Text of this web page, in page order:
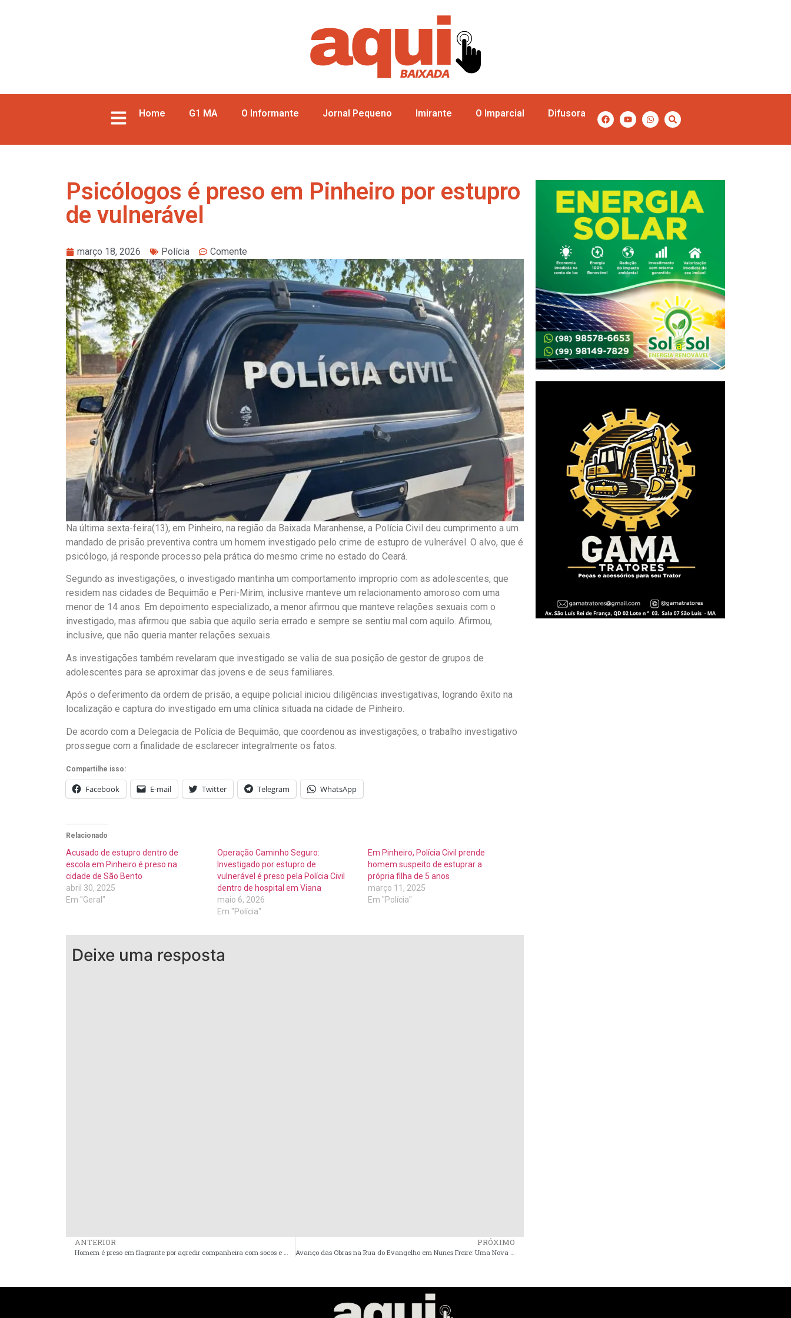
Home G1 MA O Informante Jornal Pequeno Imirante O Imparcial Difusora
Psicólogos é preso em Pinheiro por estupro
de vulnerável
março 18, 2026 Polícia Comente
Na última sexta-feira(13), em Pinheiro, na região da Baixada Maranhense, a Polícia Civil deu cumprimento a um
mandado de prisão preventiva contra um homem investigado pelo crime de estupro de vulnerável. O alvo, que é
psicólogo, já responde processo pela prática do mesmo crime no estado do Ceará.
Segundo as investigações, o investigado mantinha um comportamento improprio com as adolescentes, que
residem nas cidades de Bequimão e Peri-Mirim, inclusive manteve um relacionamento amoroso com uma
menor de 14 anos. Em depoimento especializado, a menor afirmou que manteve relações sexuais com o
investigado, mas afirmou que sabia que aquilo seria errado e sempre se sentiu mal com aquilo. Afirmou,
inclusive, que não queria manter relações sexuais.
As investigações também revelaram que investigado se valia de sua posição de gestor de grupos de
adolescentes para se aproximar das jovens e de seus familiares.
Após o deferimento da ordem de prisão, a equipe policial iniciou diligências investigativas, logrando êxito na
localização e captura do investigado em uma clínica situada na cidade de Pinheiro.
De acordo com a Delegacia de Polícia de Bequimão, que coordenou as investigações, o trabalho investigativo
prossegue com a finalidade de esclarecer integralmente os fatos.
Compartilhe isso:
Facebook E-mail Twitter Telegram WhatsApp
Relacionado
Acusado de estupro dentro de
escola em Pinheiro é preso na
cidade de São Bento
abril 30, 2025
Em "Geral"
Operação Caminho Seguro:
Investigado por estupro de
vulnerável é preso pela Polícia Civil
dentro de hospital em Viana
maio 6, 2026
Em "Polícia"
Em Pinheiro, Polícia Civil prende
homem suspeito de estuprar a
própria filha de 5 anos
março 11, 2025
Em "Polícia"
Deixe uma resposta
ANTERIOR
Homem é preso em flagrante por agredir companheira com socos e mordidas em Pinheiro
PRÓXIMO
Avanço das Obras na Rua do Evangelho em Nunes Freire: Uma Nova Realidade